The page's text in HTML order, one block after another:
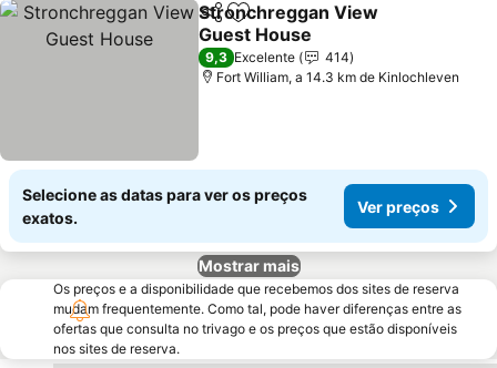
PartilharAdicionar aos favoritos
Stronchreggan View
Guest House
9,3 Excelente
414
Fort William, a 14.3 km de Kinlochleven
Selecione as datas para ver os preços
exatos.
Ver preços
Mostrar mais
Os preços e a disponibilidade que recebemos dos sites de reserva
mudam frequentemente. Como tal, pode haver diferenças entre as
ofertas que consulta no trivago e os preços que estão disponíveis
nos sites de reserva.